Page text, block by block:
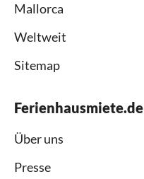
Mallorca
Weltweit
Sitemap
Ferienhausmiete.de
Über uns
Presse